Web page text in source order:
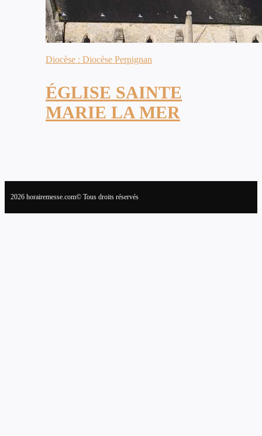
Diocèse : Diocèse Perpignan
ÉGLISE SAINTE
MARIE LA MER
2026 horairemesse.com© Tous droits réservés